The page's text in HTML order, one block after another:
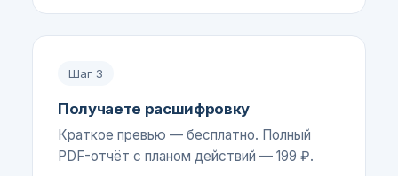
Шаг 3
Получаете расшифровку
Краткое превью — бесплатно. Полный
PDF-отчёт с планом действий — 199 ₽.